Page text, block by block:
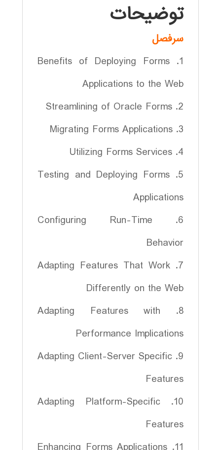
توضیحات
سرفصل
1. Benefits of Deploying Forms
Applications to the Web
2. Streamlining of Oracle Forms
3. Migrating Forms Applications
4. Utilizing Forms Services
5. Testing and Deploying Forms
Applications
6. Configuring Run-Time
Behavior
7. Adapting Features That Work
Differently on the Web
8. Adapting Features with
Performance Implications
9. Adapting Client-Server Specific
Features
10. Adapting Platform-Specific
Features